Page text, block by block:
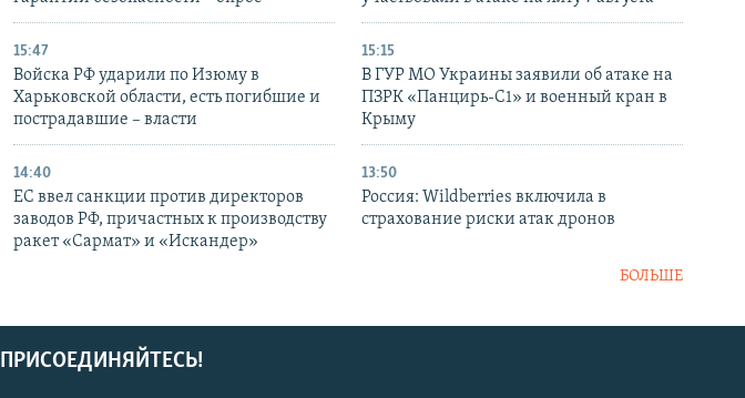
15:47
Войска РФ ударили по Изюму в
Харьковской области, есть погибшие и
пострадавшие – власти
15:15
В ГУР МО Украины заявили об атаке на
ПЗРК «Панцирь-С1» и военный кран в
Крыму
14:40
ЕС ввел санкции против директоров
заводов РФ, причастных к производству
ракет «Сармат» и «Искандер»
13:50
Россия: Wildberries включила в
страхование риски атак дронов
БОЛЬШЕ
ПРИСОЕДИНЯЙТЕСЬ!